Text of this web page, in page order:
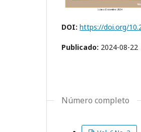
DOI: https://doi.org/
Publicado: 2024-08-22
Número completo